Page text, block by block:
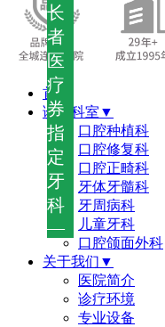
长
者
医
疗
券
指
定
牙
科
—
首页
诊疗科室▼
口腔种植科
口腔修复科
口腔正畸科
牙体牙髓科
牙周病科
儿童牙科
口腔颌面外科
关于我们▼
医院简介
诊疗环境
专业设备